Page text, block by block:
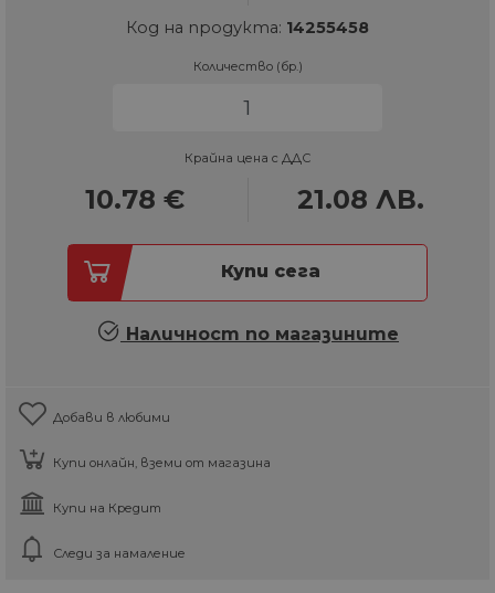
Код на продукта: 14255458
Количество (бр.)
Крайна цена с ДДС
10.78 € 21.08 ЛВ.
Купи сега
Наличност по магазините
Добави в любими
Купи онлайн, вземи от магазина
Купи на Кредит
Следи за намаление